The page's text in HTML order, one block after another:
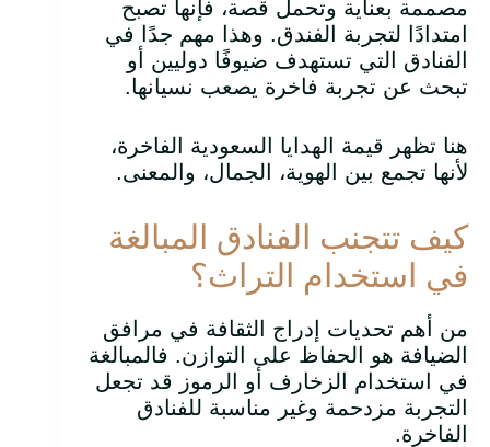
مصممة بعناية وتحمل قصة، فإنها تصبح
امتدادًا لتجربة الفندق. وهذا مهم جدًا في
الفنادق التي تستهدف ضيوفًا دوليين أو
تبحث عن تجربة فاخرة يصعب نسيانها.
هنا تظهر قيمة الهدايا السعودية الفاخرة،
لأنها تجمع بين الهوية، الجمال، والمعنى.
كيف تتجنب الفنادق المبالغة
في استخدام التراث؟
من أهم تحديات إدراج الثقافة في مرافق
الضيافة هو الحفاظ على التوازن. فالمبالغة
في استخدام الزخارف أو الرموز قد تجعل
التجربة مزدحمة وغير مناسبة للفنادق
الفاخرة.